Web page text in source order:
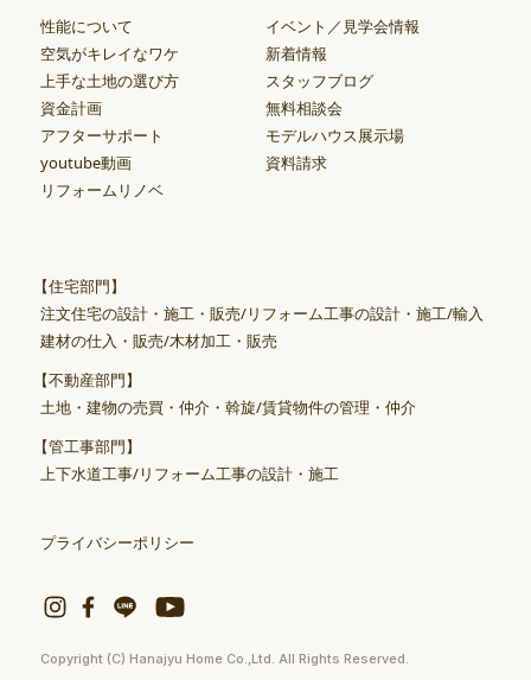
性能について
空気がキレイなワケ
上手な土地の選び方
資金計画
アフターサポート
youtube動画
リフォームリノベ
イベント／見学会情報
新着情報
スタッフブログ
無料相談会
モデルハウス展示場
資料請求
【住宅部門】
注文住宅の設計・施工・販売/リフォーム工事の設計・施工/輸入
建材の仕入・販売/木材加工・販売
【不動産部門】
土地・建物の売買・仲介・斡旋/賃貸物件の管理・仲介
【管工事部門】
上下水道工事/リフォーム工事の設計・施工
プライバシーポリシー
Copyright (C) Hanajyu Home Co.,Ltd. All Rights Reserved.